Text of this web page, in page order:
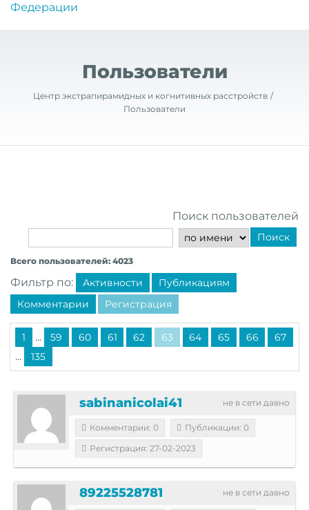
Федерации
Пользователи
Центр экстрапирамидных и когнитивных расстройств
Пользователи
Поиск пользователей
Поиск
Всего пользователей: 4023
Фильтр по: Активности
Публикациям
Комментарии
Регистрация
1 ... 59 60 61 62 63 64 65 66 67
... 135
не в сети давно
sabinanicolai41
Комментарии: 0
Публикации: 0
Регистрация: 27-02-2023
не в сети давно
89225528781